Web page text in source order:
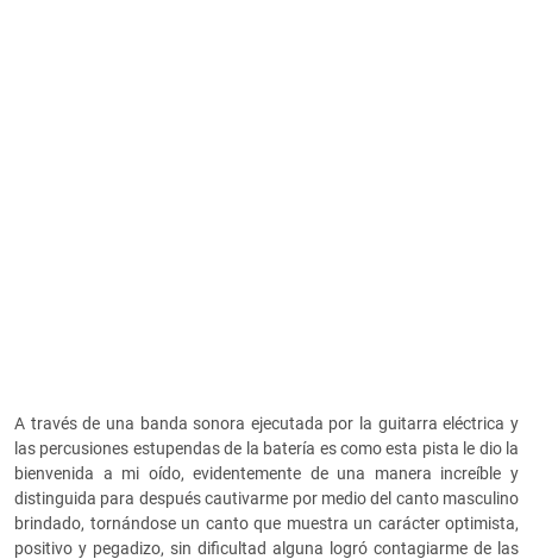
A través de una banda sonora ejecutada por la guitarra eléctrica y
las percusiones estupendas de la batería es como esta pista le dio la
bienvenida a mi oído, evidentemente de una manera increíble y
distinguida para después cautivarme por medio del canto masculino
brindado, tornándose un canto que muestra un carácter optimista,
positivo y pegadizo, sin dificultad alguna logró contagiarme de las